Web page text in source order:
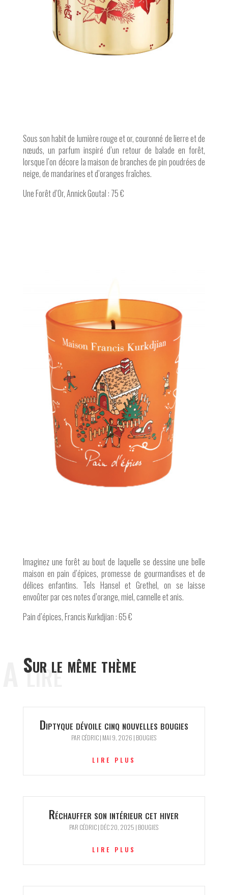
Sous son habit de lumière rouge et or, couronné de lierre et de
nœuds, un parfum inspiré d’un retour de balade en forêt,
lorsque l’on décore la maison de branches de pin poudrées de
neige, de mandarines et d’oranges fraîches.
Une Forêt d’Or, Annick Goutal : 75 €
Imaginez une forêt au bout de laquelle se dessine une belle
maison en pain d’épices, promesse de gourmandises et de
délices enfantins. Tels Hansel et Grethel, on se laisse
envoûter par ces notes d’orange, miel, cannelle et anis.
Pain d’épices, Francis Kurkdjian : 65 €
Sur le même thème
A lire
Diptyque dévoile cinq nouvelles bougies
PAR CÉDRIC| MAI 9, 2026 | BOUGIES
LIRE PLUS
Réchauffer son intérieur cet hiver
PAR CÉDRIC| DÉC 20, 2025 | BOUGIES
LIRE PLUS